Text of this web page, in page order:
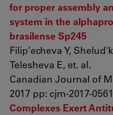
for proper assembly
system in the
brasilense Sp245
Filip’echeva Y,
Telesheva E, et. al.
Canadian Journal of
2017 pp: cjm-2017-0561
Complexes Exert